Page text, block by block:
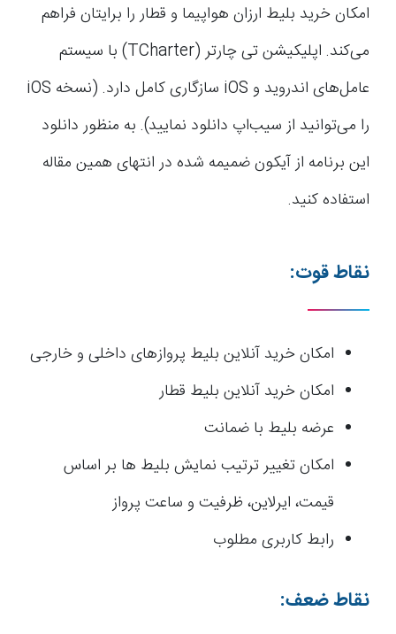
امکان خرید بلیط ارزان هواپیما و قطار را برایتان فراهم
می‌کند. اپلیکیشن تی چارتر (TCharter) با سیستم
عامل‌های اندروید و iOS سازگاری کامل دارد. (نسخه iOS
را می‌توانید از سیب‌اپ دانلود نمایید). به منظور دانلود
این برنامه از آیکون ضمیمه شده در انتهای همین مقاله
استفاده کنید.
نقاط قوت:
امکان خرید آنلاین بلیط پروازهای داخلی و خارجی
امکان خرید آنلاین بلیط قطار
عرضه بلیط با ضمانت
امکان تغییر ترتیب نمایش بلیط ها بر اساس
قیمت، ایرلاین، ظرفیت و ساعت پرواز
رابط کاربری مطلوب
نقاط ضعف: